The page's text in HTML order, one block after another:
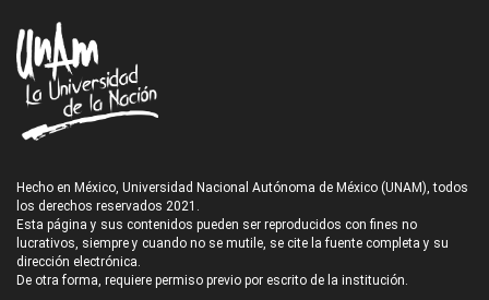
Hecho en México, Universidad Nacional Autónoma de México (UNAM), todos
los derechos reservados 2021.
Esta página y sus contenidos pueden ser reproducidos con fines no
lucrativos, siempre y cuando no se mutile, se cite la fuente completa y su
dirección electrónica.
De otra forma, requiere permiso previo por escrito de la institución.